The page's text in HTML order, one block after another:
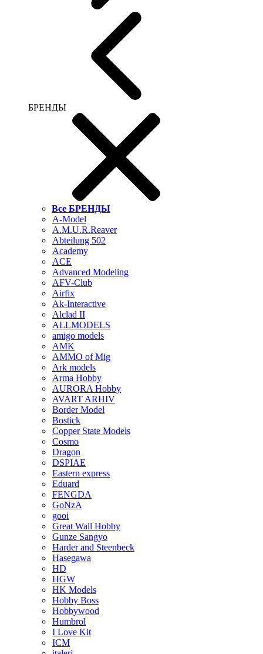
БРЕНДЫ
Все БРЕНДЫ
A-Model
A.M.U.R.Reaver
Abteilung 502
Academy
ACE
Advanced Modeling
AFV-Club
Airfix
Ak-Interactive
Alclad II
ALLMODELS
amigo models
AMK
AMMO of Mig
Ark models
Arma Hobby
AURORA Hobby
AVART ARHIV
Border Model
Bostick
Copper State Models
Cosmo
Dragon
DSPIAE
Eastern express
Eduard
FENGDA
GoNzA
gooi
Great Wall Hobby
Gunze Sangyo
Harder and Steenbeck
Hasegawa
HD
HGW
HK Models
Hobby Boss
Hobbywood
Humbrol
I Love Kit
ICM